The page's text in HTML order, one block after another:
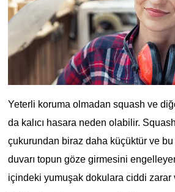
Yeterli koruma olmadan squash ve
da kalıcı hasara neden olabilir.
çukurundan biraz daha küçüktür ve
duvarı topun göze girmesini
içindeki yumuşak dokulara ciddi zarar